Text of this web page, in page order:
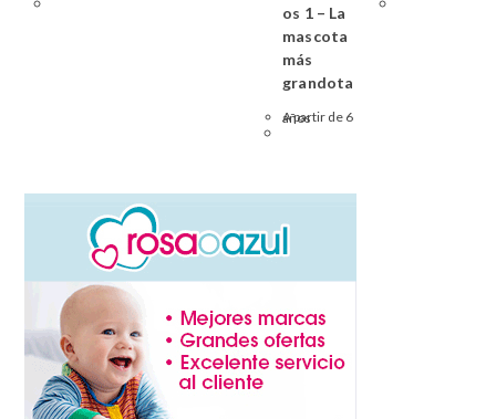
os 1 – La
mascota
más
grandota
A partir de 6 años